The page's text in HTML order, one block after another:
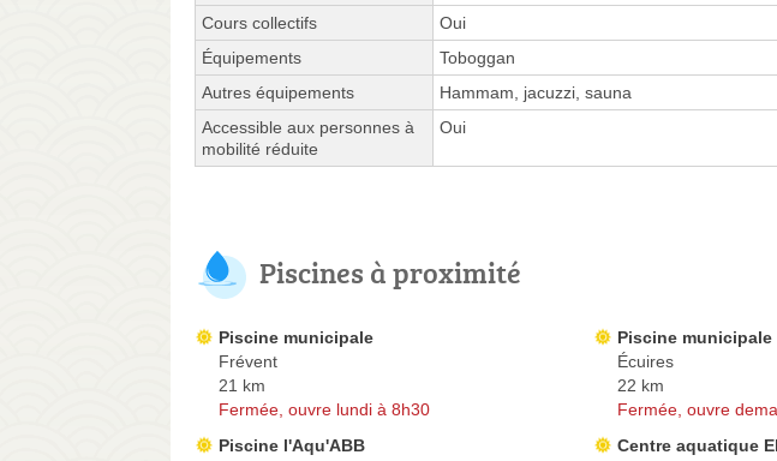
Cours collectifs
Oui
Équipements
Toboggan
Autres équipements
Hammam, jacuzzi, sauna
Accessible aux personnes à
mobilité réduite
Oui
Piscines à proximité
Piscine municipale
Frévent
21 km
Fermée, ouvre lundi à 8h30
Piscine municipale
Écuires
22 km
Fermée, ouvre
Piscine l'Aqu'ABB
Centre aquatique